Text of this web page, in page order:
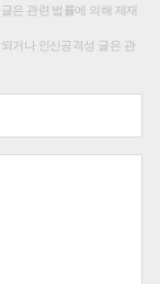
은 관련 법률에 의해 제재
거나 인신공격성 글은 관